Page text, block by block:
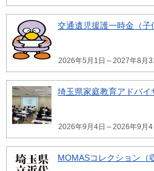
交通遺児援護一時金（子
2026年5月1日～2027年8月
埼玉県家庭教育アドバイ
2026年9月4日～2026年9月4
MOMASコレクション（